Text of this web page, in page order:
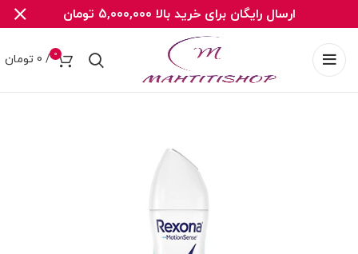
0
/
0 تومان
ارسال رایگان برای خرید بالا 5,000,000 تومان